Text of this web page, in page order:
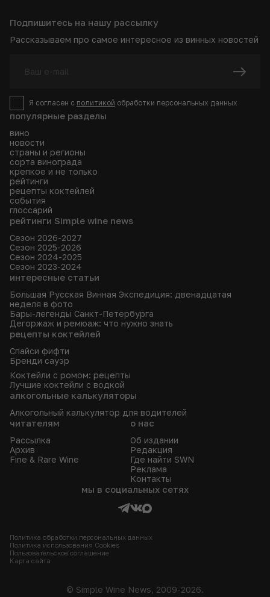
популярные разделы
вино
новости
страны и регионы
сорта винограда
крепкое и не только
рейтинги
рецепты коктейлей
события
глоссарий
рейтинги Simple wine news
Сезон 2026-2027
Сезон 2025-2026
Сезон 2024-2025
Сезон 2023-2024
интересные статьи
Большая Русская Винная Экспедиция: двенадцатая
неделя в фото
Бары-легенды Санкт-Петербурга
Дегоржаж и ремюаж: что нужно знать
рецепты коктейлей
Спайси фифти
Бренди сауэр
Коктейли с ромом: рецепты
Лучшие коктейли с водкой
алкогольные калькуляторы
Алкогольный калькулятор для водителей
читателям
Рассылка
Архив
Fine & Rare Wine
о нас
Об издании
Редакция
Где найти SWN
Реклама
Контакты
Подпишитесь на нашу рассылку
Рассказываем про самое интересное из винных новостей
Я согласен с политикой обработки персональных данных
мы в социальных сетях
Политика обработки персональных данных
Политика использования Сookies
Пользовательское соглашение
Карта сайта
© Simple Wine News, 2009-2026.